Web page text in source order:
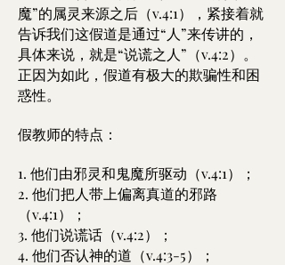
魔”的属灵来源之后（v.4:1），紧接着就
告诉我们这假道是通过“人”来传讲的，
具体来说，就是“说谎之人”（v.4:2）。
正因为如此，假道有极大的欺骗性和困
惑性。
假教师的特点：
1. 他们由邪灵和鬼魔所驱动（v.4:1）；
2. 他们把人带上偏离真道的邪路
（v.4:1）；
3. 他们说谎话（v.4:2）；
4. 他们否认神的道（v.4:3-5）；